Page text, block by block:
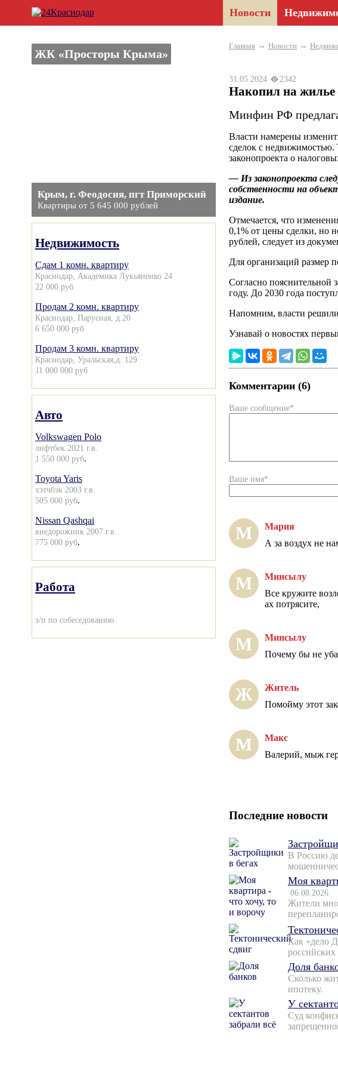
Новости
ЖК «Просторы Крыма»
Крым, г. Феодосия, пгт Приморский
Квартиры от 5 645 000 рублей
Недвижимость
Сдам 1 комн. квартиру
Краснодар, Академика Лукьяненко 24
22 000 руб
Продам 2 комн. квартиру
Краснодар, Парусная, д.20
6 650 000 руб
Продам 3 комн. квартиру
Краснодар, Уральская,д. 129
11 000 000 руб
Авто
Volkswagen Polo
лифтбек 2021 г.в.
1 550 000 руб.
Toyota Yaris
хэтчбэк 2003 г.в.
505 000 руб.
Nissan Qashqai
внедорожник 2007 г.в.
775 000 руб.
Работа
з/п по собеседованию
Главная → Новости →
31.05.2024 2342
Накопил на жилье
Минфин РФ
Власти намерены
сделок с недвижимостью.
законопроекта о
— Из законопроекта
собственности на
издание.
Отмечается, что
0,1% от цены сделки, но
рублей, следует из
Для организаций размер
Согласно пояснительной
году. До 2030 года
Напомним, власти
Узнавай о новостях
Комментарии (6)
Ваше сообщение*
Ваше имя*
М Мария
А за воздух не
М Минсылу
Все кружите
ах потрясите,
М Минсылу
Почему бы не
Ж Житель
Помойму этот
М Макс
Валерий, мыж
Последние новости
В Россию
Моя
06.08.2026
Жители
Как «дело
российских
Доля
Сколько
ипотеку.
У
Суд